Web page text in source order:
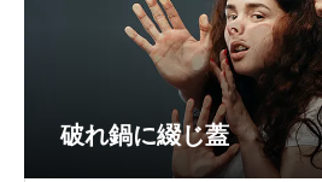
破れ鍋に綴じ蓋